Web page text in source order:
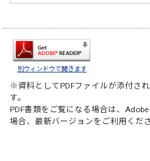
別ウィンドウで開きます
※資料としてPDFファイルが添付され
す。
PDF書類をご覧になる場合は、
場合、最新バージョンをご利用くださ